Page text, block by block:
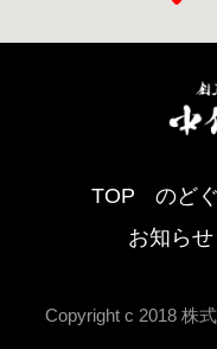
TOP のど
お知らせ
Copyright c 2018 株